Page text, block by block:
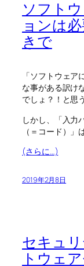
ソフト
ョンは
きで
「ソフトウェ
な事がある訳け
でしょ？！と思
しかし、「入力
（＝コード）」
(さらに…)
2019年2月8日
セキュ
トウェ